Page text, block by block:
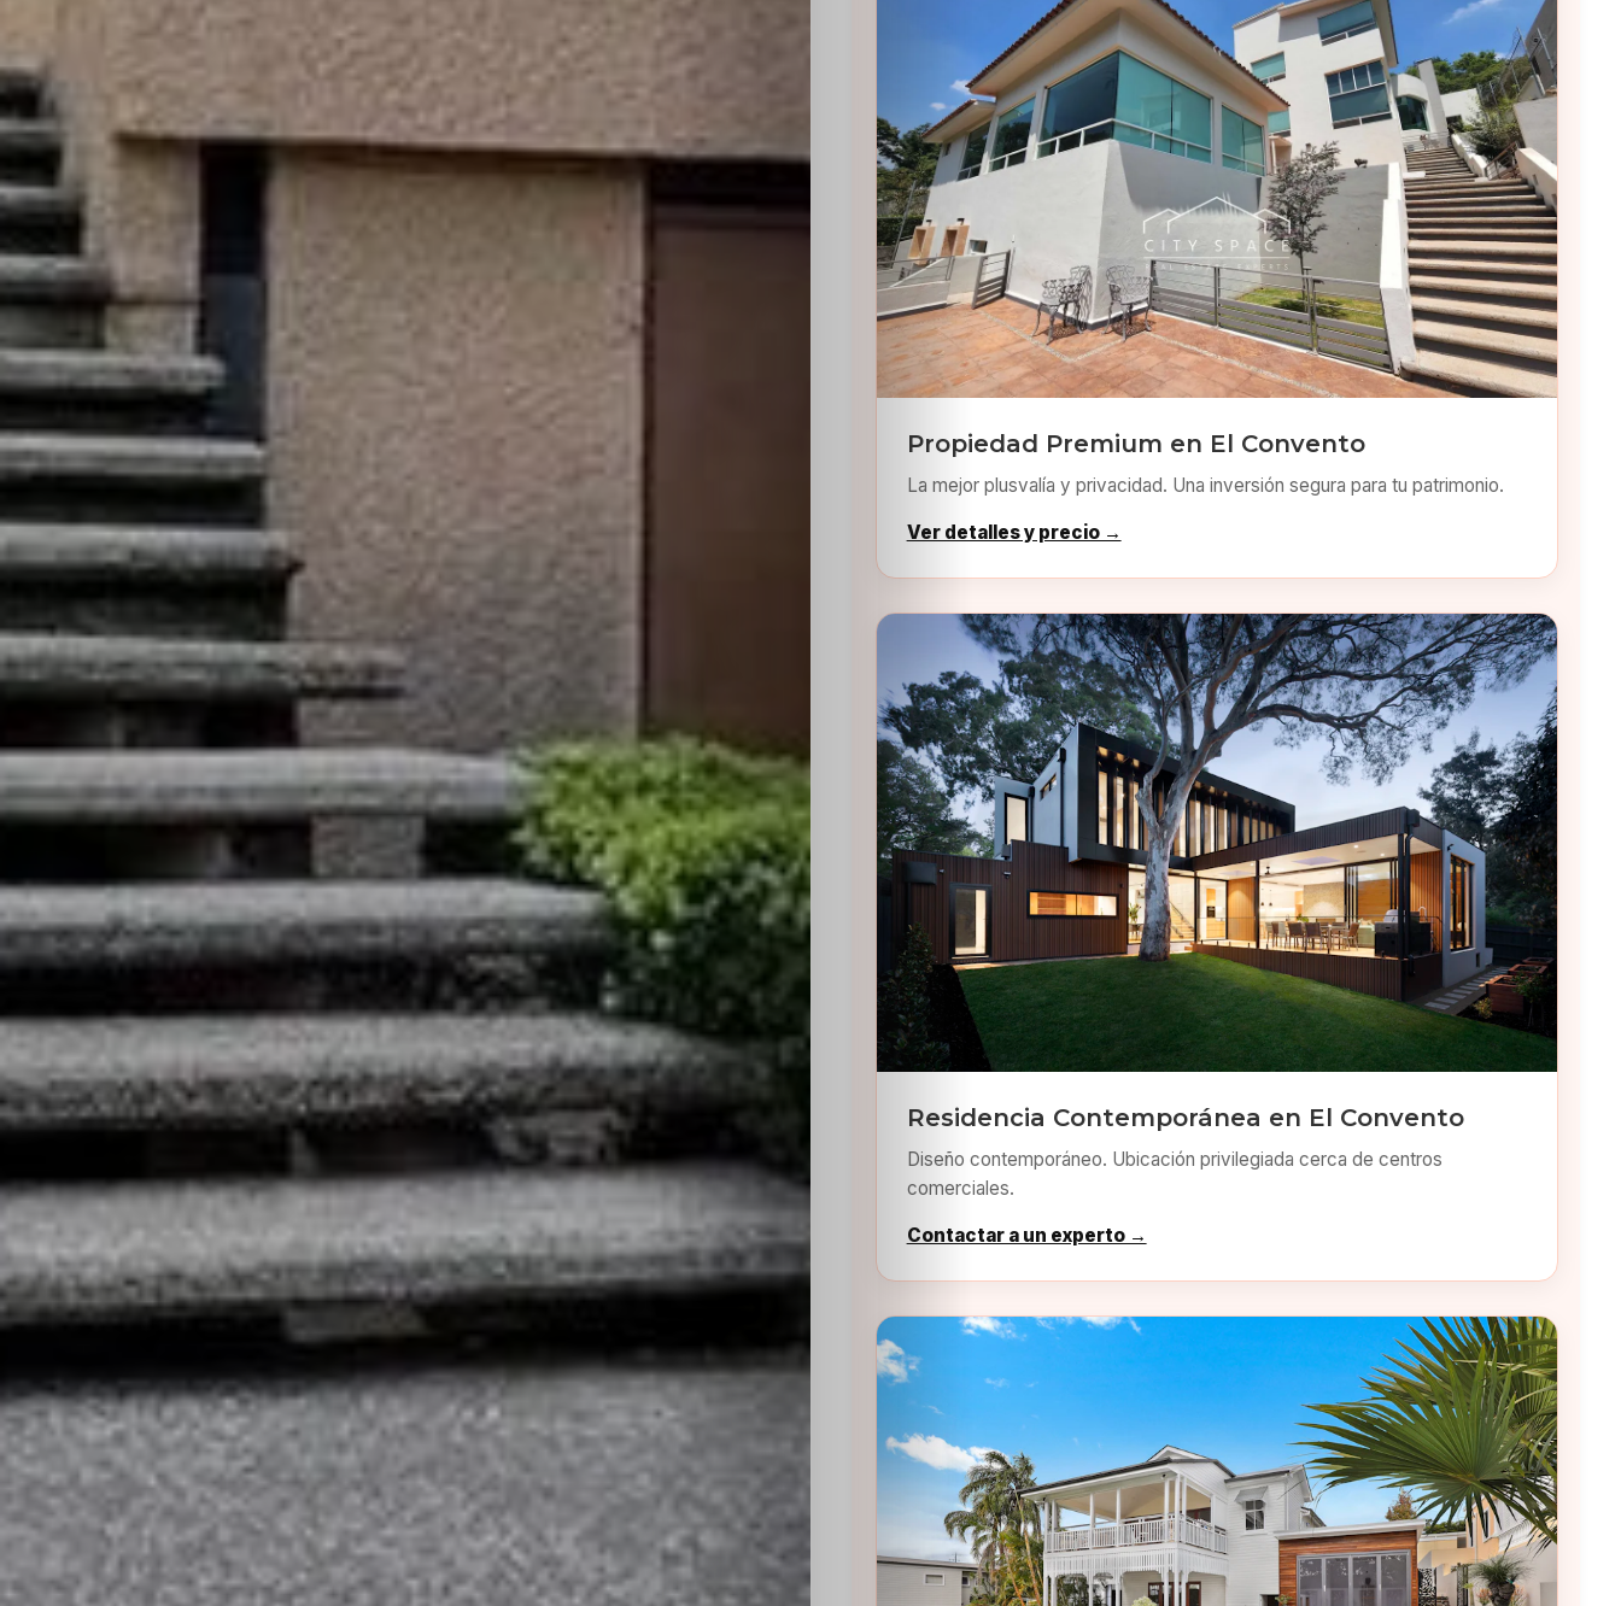
Casting
HolliKids
Contacto
Search
Propiedad Premium en El Convento
La mejor plusvalía y privacidad. Una inversión segura para tu patrimonio.
Ver detalles y precio →
Residencia Contemporánea en El Convento
Diseño contemporáneo. Ubicación privilegiada cerca de centros
comerciales.
Contactar a un experto →